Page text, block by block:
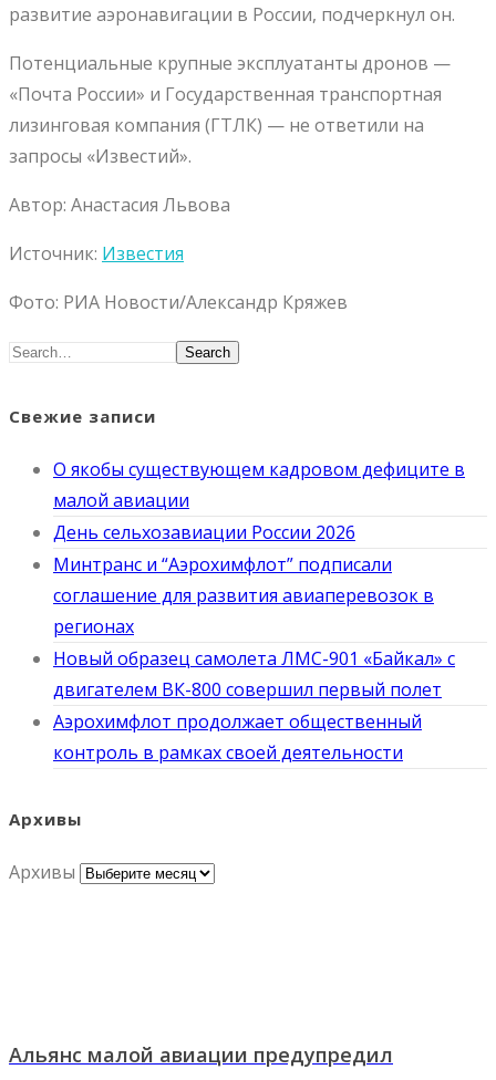
развитие аэронавигации в России, подчеркнул он.
Потенциальные крупные эксплуатанты дронов —
«Почта России» и Государственная транспортная
лизинговая компания (ГТЛК) — не ответили на
запросы «Известий».
Автор: Анастасия Львова
Источник: Известия
Фото: РИА Новости/Александр Кряжев
Search
Свежие записи
О якобы существующем кадровом дефиците в
малой авиации
День сельхозавиации России 2026
Минтранс и “Аэрохимфлот” подписали
соглашение для развития авиаперевозок в
регионах
Новый образец самолета ЛМС-901 «Байкал» с
двигателем ВК-800 совершил первый полет
Аэрохимфлот продолжает общественный
контроль в рамках своей деятельности
Архивы
Архивы
Альянс малой авиации предупредил